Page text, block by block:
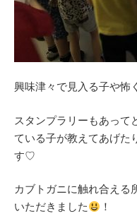
興味津々で見入る子や怖
スタンプラリーもあって
ている子が教えてあげた
す♡
カブトガニに触れ合える
いただきました
！